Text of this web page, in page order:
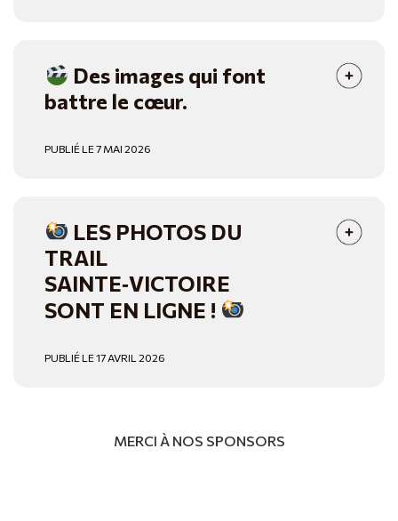
Des images qui font
battre le cœur.
PUBLIÉ LE 7 MAI 2026
LES PHOTOS DU
TRAIL
SAINTE‑VICTOIRE
SONT EN LIGNE !
PUBLIÉ LE 17 AVRIL 2026
MERCI À NOS SPONSORS